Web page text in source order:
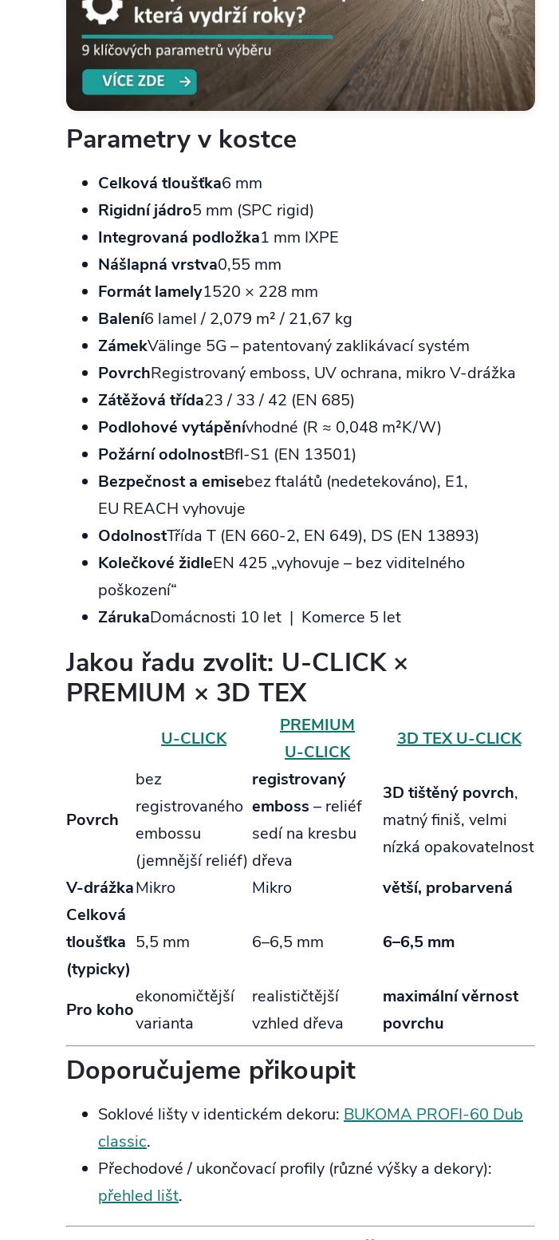
Parametry v kostce
Celková tloušťka6 mm
Rigidní jádro5 mm (SPC rigid)
Integrovaná podložka1 mm IXPE
Nášlapná vrstva0,55 mm
Formát lamely1520 × 228 mm
Balení6 lamel / 2,079 m² / 21,67 kg
ZámekVälinge 5G – patentovaný zaklikávací systém
PovrchRegistrovaný emboss, UV ochrana, mikro V‑drážka
Zátěžová třída23 / 33 / 42 (EN 685)
Podlohové vytápěnívhodné (R ≈ 0,048 m²K/W)
Požární odolnostBfl‑S1 (EN 13501)
Bezpečnost a emisebez ftalátů (nedetekováno), E1,
EU REACH vyhovuje
OdolnostTřída T (EN 660‑2, EN 649), DS (EN 13893)
Kolečkové židleEN 425 „vyhovuje – bez viditelného
poškození“
ZárukaDomácnosti 10 let | Komerce 5 let
Jakou řadu zvolit: U‑CLICK ×
PREMIUM × 3D TEX
U‑CLICK
PREMIUM
U‑CLICK
3D TEX U‑CLICK
Povrch
bez
registrovaného
embossu
(jemnější reliéf)
registrovaný
emboss – reliéf
sedí na kresbu
dřeva
3D tištěný povrch,
matný finiš, velmi
nízká opakovatelnost
V‑drážkaMikro Mikro
větší, probarvená
Celková
tloušťka
(typicky)
5,5 mm 6–6,5 mm 6–6,5 mm
Pro koho
ekonomičtější
varianta
realističtější
vzhled dřeva
maximální věrnost
povrchu
Doporučujeme přikoupit
Soklové lišty v identickém dekoru: BUKOMA PROFI‑60 Dub
classic.
Přechodové / ukončovací profily (různé výšky a dekory):
přehled lišt.